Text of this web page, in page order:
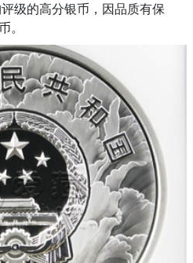
级的高分银币，因品质有保
。